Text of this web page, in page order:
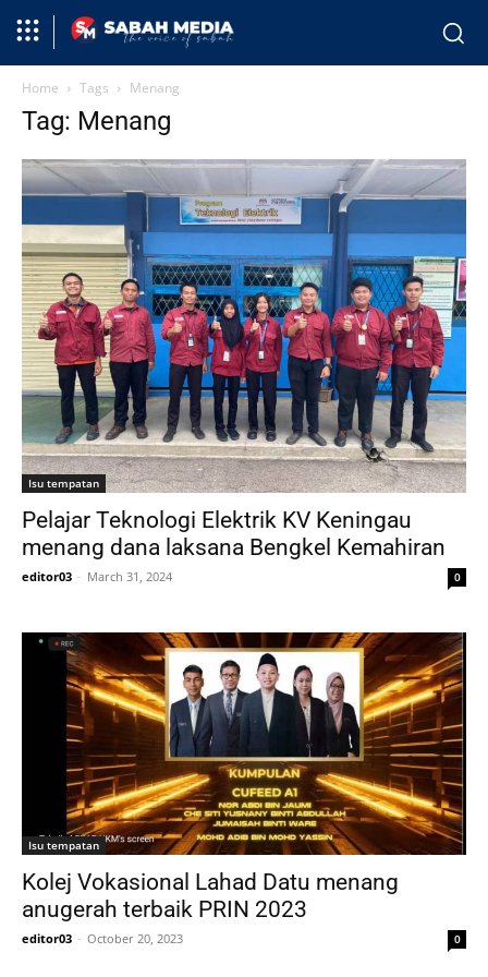
Home Tags Menang
Tag: Menang
Isu tempatan
Pelajar Teknologi Elektrik KV Keningau
menang dana laksana Bengkel Kemahiran
editor03 - March 31, 2024 0
Isu tempatan
Kolej Vokasional Lahad Datu menang
anugerah terbaik PRIN 2023
editor03 - October 20, 2023 0